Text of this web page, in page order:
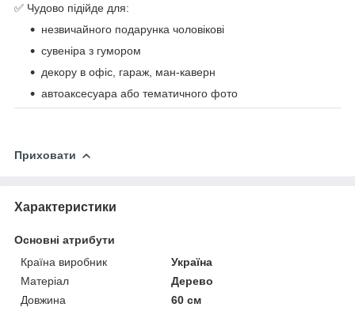
✅ Чудово підійде для:
незвичайного подарунка чоловікові
сувеніра з гумором
декору в офіс, гараж, ман-каверн
автоаксесуара або тематичного фото
Приховати
Характеристики
Основні атрибути
Країна виробник
Україна
Матеріал
Дерево
Довжина
60 см